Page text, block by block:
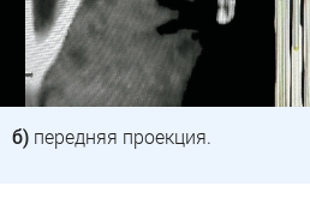
б) передняя проекция.